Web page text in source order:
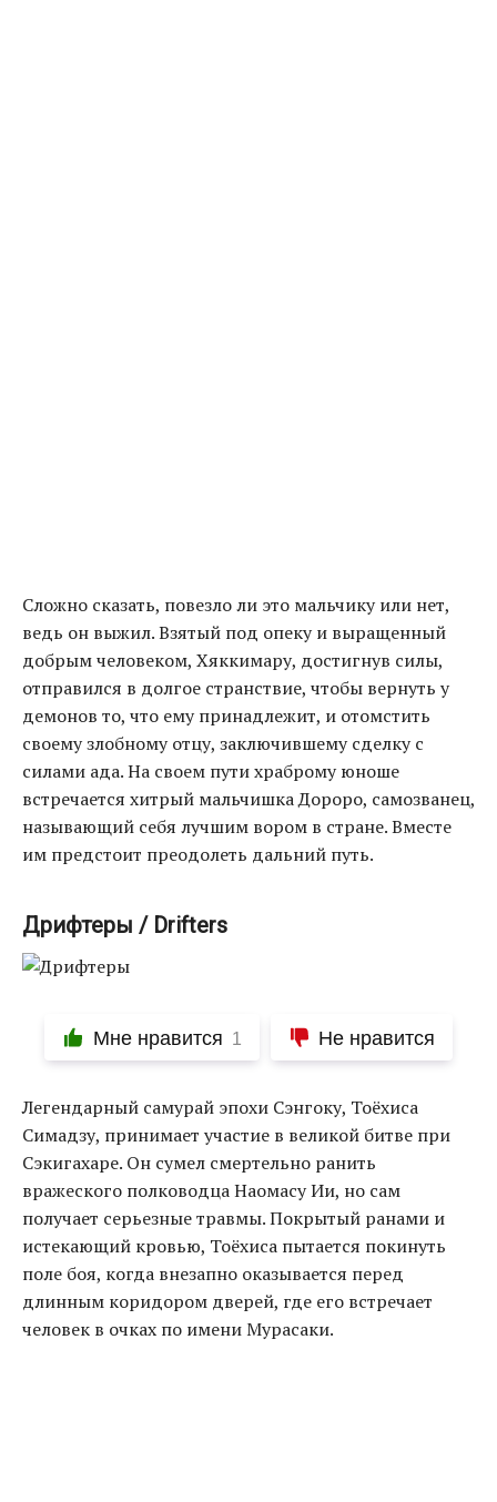
Сложно сказать, повезло ли это мальчику или нет,
ведь он выжил. Взятый под опеку и выращенный
добрым человеком, Хяккимару, достигнув силы,
отправился в долгое странствие, чтобы вернуть у
демонов то, что ему принадлежит, и отомстить
своему злобному отцу, заключившему сделку с
силами ада. На своем пути храброму юноше
встречается хитрый мальчишка Дороро, самозванец,
называющий себя лучшим вором в стране. Вместе
им предстоит преодолеть дальний путь.
Дрифтеры / Drifters
Мне нравится 1 Не нравится
Легендарный самурай эпохи Сэнгоку, Тоёхиса
Симадзу, принимает участие в великой битве при
Сэкигахаре. Он сумел смертельно ранить
вражеского полководца Наомасу Ии, но сам
получает серьезные травмы. Покрытый ранами и
истекающий кровью, Тоёхиса пытается покинуть
поле боя, когда внезапно оказывается перед
длинным коридором дверей, где его встречает
человек в очках по имени Мурасаки.